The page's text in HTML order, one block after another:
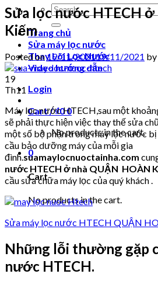
Search
for:
Trang chủ
Sửa máy lọc nước
Thay Lõi Lọc Nước
Video hướng dẫn
Login
Cart /₫00
No products in the cart.
0
Cart
No products in the cart.
Sửa lọc nước HTECH ở
Kiếm
Posted on19/11/202119/11/2021 by
19
Th11
Máy lọc nước HTECH,sau một
sẽ phải thực hiện việc thay thế sửa
một số bộ phận trong máy lọc nước bị
cầu bảo dưỡng máy của mỗi gia
đình.suamaylocnuoctainha.com
nước HTECH ở nhà QUẬN HOÀN
cầu sửa chữa máy lọc của quý khách .
Sửa máy lọc nước HTECH QUẬN
Những lỗi thường gặp
nước HTECH.